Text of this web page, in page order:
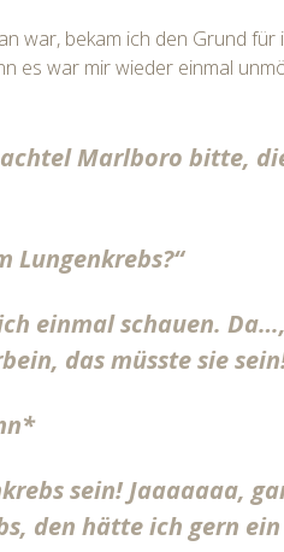
war, bekam ich den Grund für
es war mir wieder einmal
Marlboro bitte,
Lungenkrebs?“
einmal schauen. Da…,
das müsste sie
sein! Jaaaaaaa,
den hätte ich gern ein